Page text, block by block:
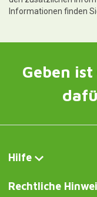
Informationen finden
Geben
Hilfe
Rechtliche